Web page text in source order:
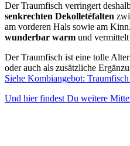
Der Traumfisch verringert
senkrechten Dekolletéfalten
am vorderen Hals sowie am
wunderbar warm und vermittelt
Der Traumfisch ist eine tolle
oder auch als zusätzliche
Siehe Kombiangebot:
Und hier findest Du weitere